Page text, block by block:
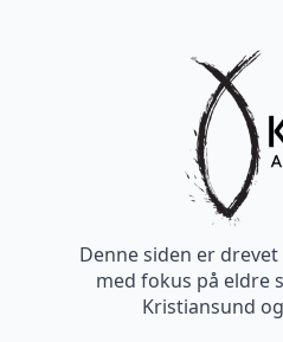
Denne siden er
med fokus på eldre
Kristiansund